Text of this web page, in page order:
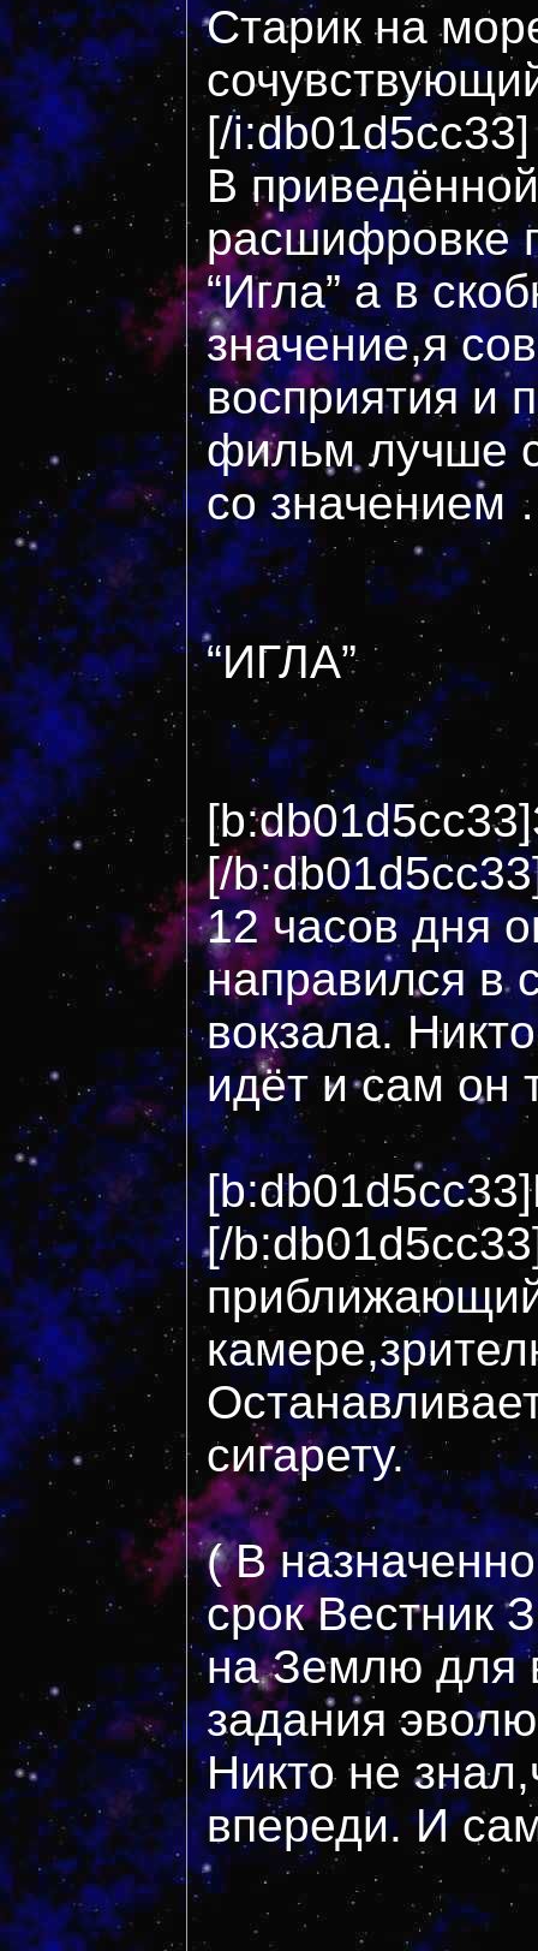
Старик на
[/i:db01d5cc33]
В
расшифровке
“Игла” а в
значение,я
восприятия и
фильм лучше
со
“ИГЛА”
[/
12 часов дня
направился в
вокзала.
идёт и сам он
[/
сигарету.
( В
срок Вестник
на Землю для
задания
Никто не
впереди. И